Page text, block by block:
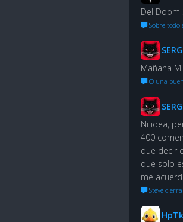
Del Doom
Sobre todo
Mañana
O una
Ni idea,
400
que decir
que solo
me
Steve
HpTk